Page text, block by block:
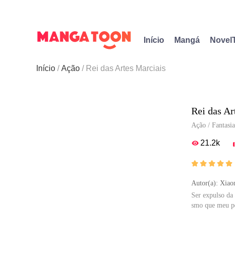
Início Mangá
Início Ação Rei das Artes Marciais
Rei das
Ação / Fantasia
 21.2k
    
Autor(a):
Ser expulso
smo que meu